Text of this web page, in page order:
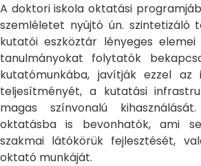
A doktori iskola oktatási
szemléletet nyújtó ún. szintetizáló
kutatói eszköztár lényeges
tanulmányokat folytatók
kutatómunkába, javítják ezzel az
teljesítményét, a kutatási
magas színvonalú
oktatásba is bevonhatók, ami
szakmai látókörük fejlesztését,
oktató munkáját.